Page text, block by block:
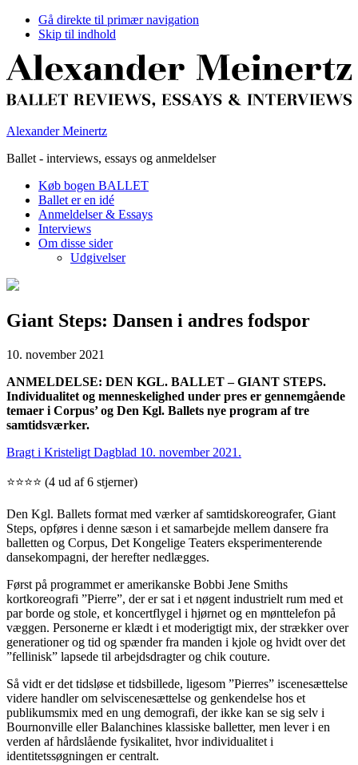
Gå direkte til primær navigation
Skip til indhold
Alexander Meinertz
Ballet - interviews, essays og anmeldelser
Køb bogen BALLET
Ballet er en idé
Anmeldelser & Essays
Interviews
Om disse sider
Udgivelser
Giant Steps: Dansen i andres fodspor
10. november 2021
ANMELDELSE: DEN KGL. BALLET – GIANT STEPS.
Individualitet og menneskelighed under pres er gennemgående
temaer i Corpus’ og Den Kgl. Ballets nye program af tre
samtidsværker.
Bragt i Kristeligt Dagblad 10. november 2021.
⭐⭐⭐⭐ (4 ud af 6 stjerner)
Den Kgl. Ballets format med værker af samtidskoreografer, Giant
Steps, opføres i denne sæson i et samarbejde mellem dansere fra
balletten og Corpus, Det Kongelige Teaters eksperimenterende
dansekompagni, der herefter nedlægges.
Først på programmet er amerikanske Bobbi Jene Smiths
kortkoreografi ”Pierre”, der er sat i et nøgent industrielt rum med et
par borde og stole, et koncertflygel i hjørnet og en mønttelefon på
væggen. Personerne er klædt i et moderigtigt mix, der strækker over
generationer og tid og spænder fra manden i kjole og hvidt over det
”fellinisk” lapsede til arbejdsdragter og chik couture.
Så vidt er det tidsløse et tidsbillede, ligesom ”Pierres” iscenesættelse
videre handler om selviscenesættelse og genkendelse hos et
publikumsmix med en ung demografi, der ikke kan se sig selv i
Bournonville eller Balanchines klassiske balletter, men lever i en
verden af hårdslående fysikalitet, hvor individualitet i
identitetssøgningen er centralt.